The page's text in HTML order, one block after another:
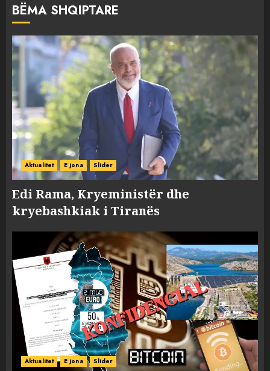
BËMA SHQIPTARE
Aktualitet E jona Slider
Edi Rama, Kryeministër dhe
kryebashkiak i Tiranës
Aktualitet E jona Slider